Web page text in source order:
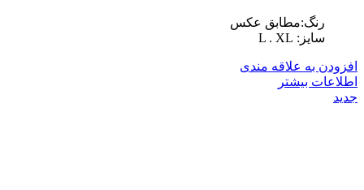
رنگ:مطابق عکس
سایز: L . XL
افزودن به علاقه مندی
اطلاعات بیشتر
جدید